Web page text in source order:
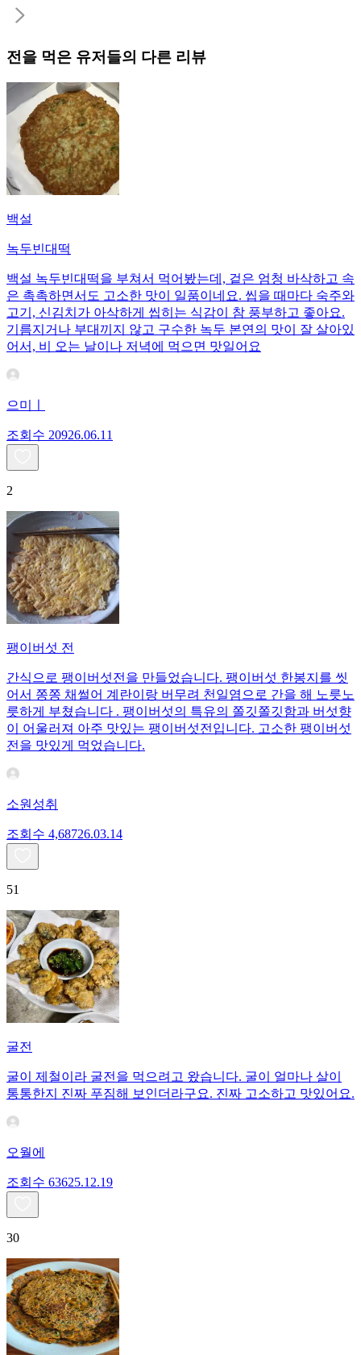
전을 먹은 유저들의 다른 리뷰
백설
녹두빈대떡
백설 녹두빈대떡을 부쳐서 먹어봤는데, 겉은 엄청 바삭하고 속
은 촉촉하면서도 고소한 맛이 일품이네요. 씹을 때마다 숙주와
고기, 신김치가 아삭하게 씹히는 식감이 참 풍부하고 좋아요.
기름지거나 부대끼지 않고 구수한 녹두 본연의 맛이 잘 살아있
어서, 비 오는 날이나 저녁에 먹으면 맛일어요
으미ㅣ
조회수 20926.06.11
2
팽이버섯 전
간식으로 팽이버섯전을 만들었습니다. 팽이버섯 한봉지를 씻
어서 쫑쫑 채썰어 계란이랑 버무려 천일염으로 간을 해 노릇노
릇하게 부쳤습니다 . 팽이버섯의 특유의 쫄깃쫄깃함과 버섯향
이 어울러져 아주 맛있는 팽이버섯전입니다. 고소한 팽이버섯
전을 맛있게 먹었습니다.
소원성취
조회수 4,68726.03.14
51
굴전
굴이 제철이라 굴전을 먹으려고 왔습니다. 굴이 얼마나 살이
통통한지 진짜 푸짐해 보인더라구요. 진짜 고소하고 맛있어요.
오월에
조회수 63625.12.19
30